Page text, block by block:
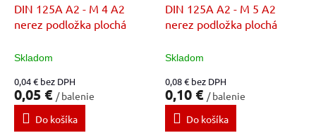
DIN 125A A2 - M 4 A2
nerez podložka plochá
Skladom
0,04 € bez DPH
0,05 € / balenie
Do košíka
DIN 125A A2 - M 5 A2
nerez podložka plochá
Skladom
0,08 € bez DPH
0,10 € / balenie
Do košíka